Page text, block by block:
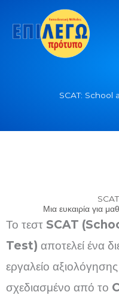
content
SCAT: School
Μια ευκαιρία για
Το τεστ SCAT
Test) αποτελεί ένα
εργαλείο
σχεδιασμένο από το